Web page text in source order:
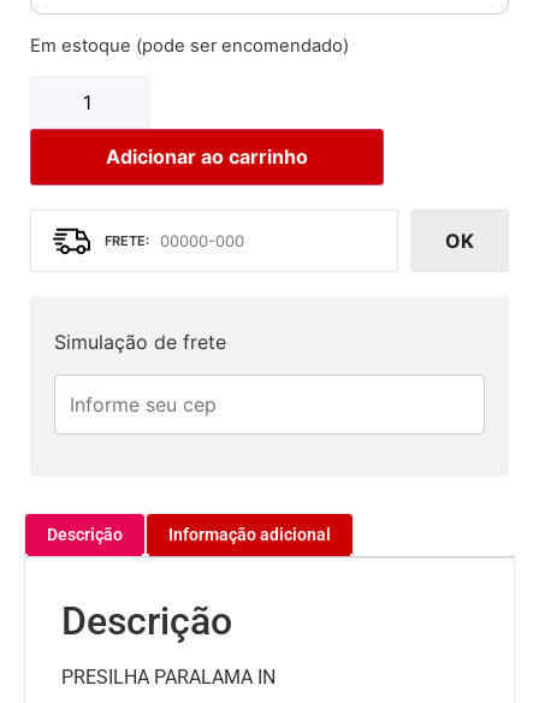
Em estoque (pode ser encomendado)
Adicionar ao carrinho
OK
Simulação de frete
Descrição Informação adicional
Descrição
PRESILHA PARALAMA IN